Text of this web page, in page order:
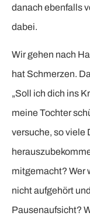
danach ebenfalls
dabei.
Wir gehen nach
hat Schmerzen.
„Soll ich dich ins
meine Tochter
versuche, so viele
mitgemacht? Wer
nicht aufgehört
Pausenaufsicht?